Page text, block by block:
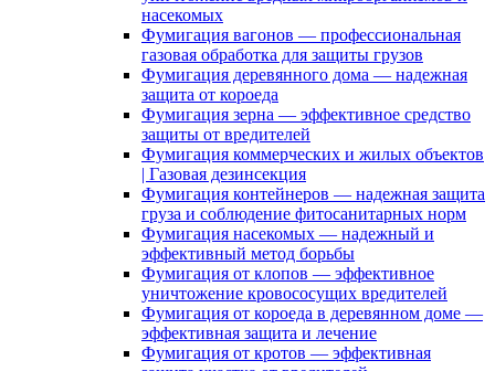
насекомых
Фумигация вагонов — профессиональная
газовая обработка для защиты грузов
Фумигация деревянного дома — надежная
защита от короеда
Фумигация зерна — эффективное средство
защиты от вредителей
Фумигация коммерческих и жилых объектов
| Газовая дезинсекция
Фумигация контейнеров — надежная защита
груза и соблюдение фитосанитарных норм
Фумигация насекомых — надежный и
эффективный метод борьбы
Фумигация от клопов — эффективное
уничтожение кровососущих вредителей
Фумигация от короеда в деревянном доме —
эффективная защита и лечение
Фумигация от кротов — эффективная